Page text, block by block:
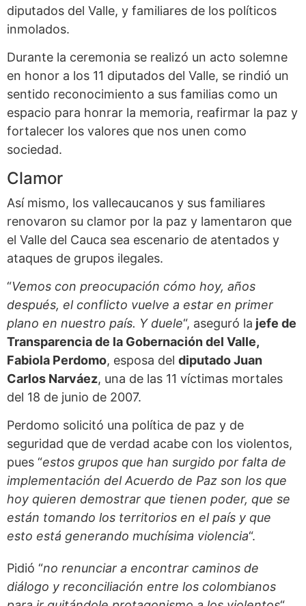
diputados del Valle, y familiares de los políticos
inmolados.
Durante la ceremonia se realizó un acto solemne
en honor a los 11 diputados del Valle, se rindió un
sentido reconocimiento a sus familias como un
espacio para honrar la memoria, reafirmar la paz y
fortalecer los valores que nos unen como
sociedad.
Clamor
Así mismo, los vallecaucanos y sus familiares
renovaron su clamor por la paz y lamentaron que
el Valle del Cauca sea escenario de atentados y
ataques de grupos ilegales.
“Vemos con preocupación cómo hoy, años
después, el conflicto vuelve a estar en primer
plano en nuestro país. Y duele“, aseguró la jefe de
Transparencia de la Gobernación del Valle,
Fabiola Perdomo, esposa del diputado Juan
Carlos Narváez, una de las 11 víctimas mortales
del 18 de junio de 2007.
Perdomo solicitó una política de paz y de
seguridad que de verdad acabe con los violentos,
pues “estos grupos que han surgido por falta de
implementación del Acuerdo de Paz son los que
hoy quieren demostrar que tienen poder, que se
están tomando los territorios en el país y que
esto está generando muchísima violencia“.
Pidió “no renunciar a encontrar caminos de
diálogo y reconciliación entre los colombianos